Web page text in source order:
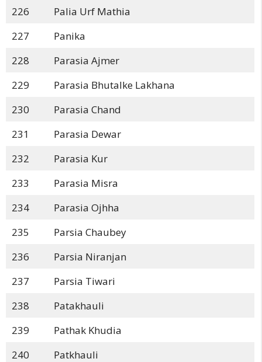
226
Palia Urf Mathia
227
Panika
228
Parasia Ajmer
229
Parasia Bhutalke Lakhana
230
Parasia Chand
231
Parasia Dewar
232
Parasia Kur
233
Parasia Misra
234
Parasia Ojhha
235
Parsia Chaubey
236
Parsia Niranjan
237
Parsia Tiwari
238
Patakhauli
239
Pathak Khudia
240
Patkhauli